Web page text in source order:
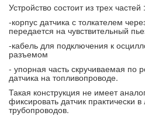
Устройство состоит из трех частей :
-корпус датчика с толкателем
передается на чувствительный
-кабель для подключения к
разъемом
- упорная часть скручиваемая по
датчика на топливопроводе.
Такая конструкция не имеет
фиксировать датчик практически
трубопроводов.